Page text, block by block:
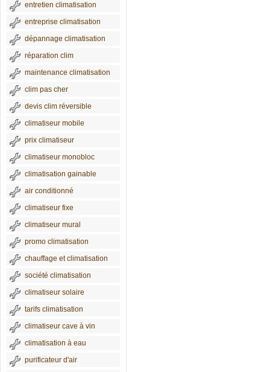
entretien climatisation
entreprise climatisation
dépannage climatisation
réparation clim
maintenance climatisation
clim pas cher
devis clim réversible
climatiseur mobile
prix climatiseur
climatiseur monobloc
climatisation gainable
air conditionné
climatiseur fixe
climatiseur mural
promo climatisation
chauffage et climatisation
société climatisation
climatiseur solaire
tarifs climatisation
climatiseur cave à vin
climatisation à eau
purificateur d'air